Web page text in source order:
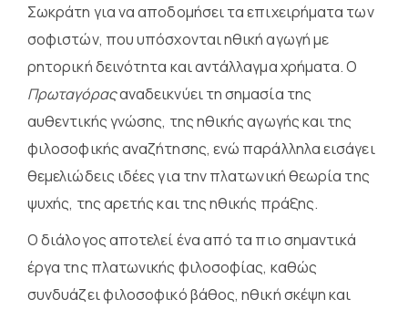
Σωκράτη για να αποδομήσει τα επιχειρήματα των
σοφιστών, που υπόσχονται ηθική αγωγή με
ρητορική δεινότητα και αντάλλαγμα χρήματα. Ο
Πρωταγόραςαναδεικνύει τη σημασία της
αυθεντικής γνώσης, της ηθικής αγωγής και της
φιλοσοφικής αναζήτησης, ενώ παράλληλα εισάγει
θεμελιώδεις ιδέες για την πλατωνική θεωρία της
ψυχής, της αρετής και της ηθικής πράξης.
Ο διάλογος αποτελεί ένα από τα πιο σημαντικά
έργα της πλατωνικής φιλοσοφίας, καθώς
συνδυάζει φιλοσοφικό βάθος, ηθική σκέψη και